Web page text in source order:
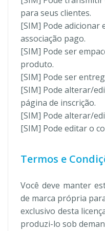
para seus clientes.
[SIM] Pode adicionar
associação pago.
[SIM] Pode ser
produto.
[SIM] Pode ser
[SIM] Pode alterar/
página de inscrição.
[SIM] Pode alterar/
[SIM] Pode editar o
Termos e
Você deve manter
de marca própria
exclusivo desta
produzi-lo sob